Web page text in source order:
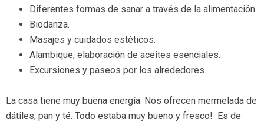
Diferentes formas de sanar a través de la alimentación.
Biodanza.
Masajes y cuidados estéticos.
Alambique, elaboración de aceites esenciales.
Excursiones y paseos por los alrededores.
La casa tiene muy buena energía. Nos ofrecen mermelada de
dátiles, pan y té. Todo estaba muy bueno y fresco! Es de